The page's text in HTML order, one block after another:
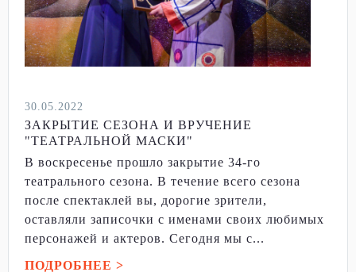
30.05.2022
ЗАКРЫТИЕ СЕЗОНА И ВРУЧЕНИЕ
"ТЕАТРАЛЬНОЙ МАСКИ"
В воскресенье прошло закрытие 34-го
театрального сезона. В течение всего сезона
после спектаклей вы, дорогие зрители,
оставляли записочки с именами своих любимых
персонажей и актеров. Сегодня мы с...
ПОДРОБНЕЕ >